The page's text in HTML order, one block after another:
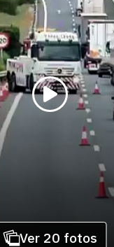
Ver 20 fotos